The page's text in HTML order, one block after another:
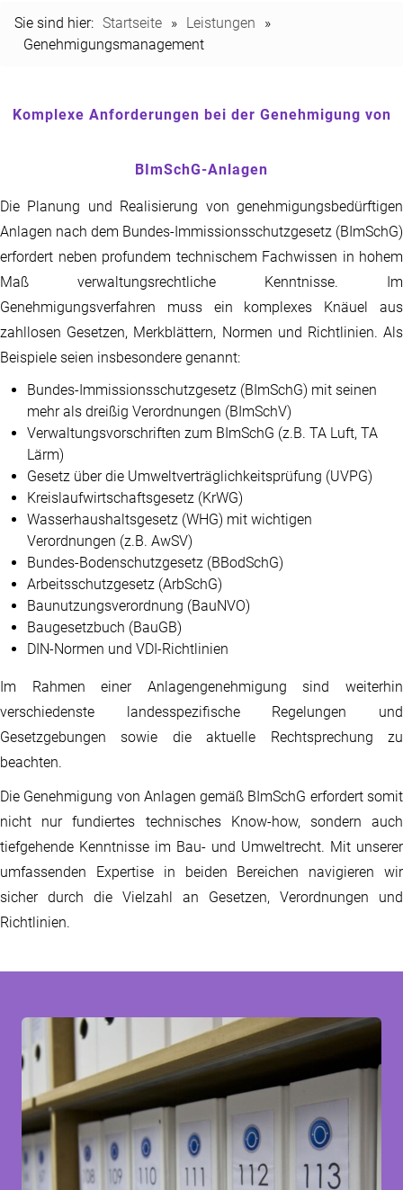
Sie sind hier: Startseite » Leistungen
»
Genehmigungsmanagement
Komplexe Anforderungen bei der Genehmigung von
BImSchG-Anlagen
Die Planung und Realisierung von genehmigungsbedürftigen
Anlagen nach dem Bundes-Immissionsschutzgesetz (BImSchG)
erfordert neben profundem technischem Fachwissen in hohem
Maß verwaltungsrechtliche Kenntnisse. Im
Genehmigungsverfahren muss ein komplexes Knäuel aus
zahllosen Gesetzen, Merkblättern, Normen und Richtlinien. Als
Beispiele seien insbesondere genannt:
Bundes-Immissionsschutzgesetz (BImSchG) mit seinen
mehr als dreißig Verordnungen (BImSchV)
Verwaltungsvorschriften zum BImSchG (z.B. TA Luft, TA
Lärm)
Gesetz über die Umweltverträglichkeitsprüfung (UVPG)
Kreislaufwirtschaftsgesetz (KrWG)
Wasserhaushaltsgesetz (WHG) mit wichtigen
Verordnungen (z.B. AwSV)
Bundes-Bodenschutzgesetz (BBodSchG)
Arbeitsschutzgesetz (ArbSchG)
Baunutzungsverordnung (BauNVO)
Baugesetzbuch (BauGB)
DIN-Normen und VDI-Richtlinien
Im Rahmen einer Anlagengenehmigung sind weiterhin
verschiedenste landesspezifische Regelungen und
Gesetzgebungen sowie die aktuelle Rechtsprechung zu
beachten.
Die Genehmigung von Anlagen gemäß BImSchG erfordert somit
nicht nur fundiertes technisches Know-how, sondern auch
tiefgehende Kenntnisse im Bau- und Umweltrecht. Mit unserer
umfassenden Expertise in beiden Bereichen navigieren wir
sicher durch die Vielzahl an Gesetzen, Verordnungen und
Richtlinien.